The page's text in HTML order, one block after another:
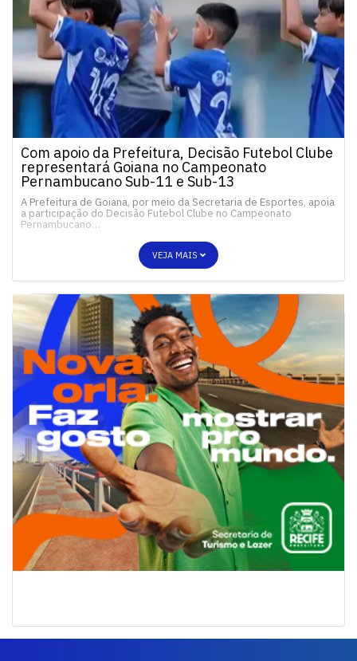
Com apoio da Prefeitura, Decisão Futebol Clube
representará Goiana no Campeonato
Pernambucano Sub-11 e Sub-13
A Prefeitura de Goiana, por meio da Secretaria de Esportes, apoia
a participação do Decisão Futebol Clube no Campeonato
Pernambucano…
VEJA MAIS